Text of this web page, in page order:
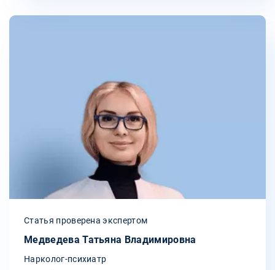
Статья проверена экспертом
Медведева Татьяна Владимировна
Нарколог-психиатр